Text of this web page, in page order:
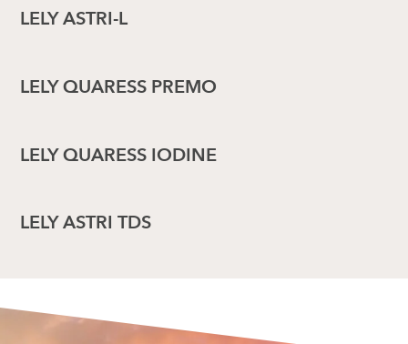
LELY ASTRI-L
LELY QUARESS PREMO
LELY QUARESS IODINE
LELY ASTRI TDS